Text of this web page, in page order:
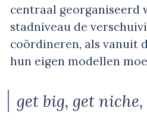
centraal georganiseerd
stadniveau de
coördineren, als vanuit
hun eigen modellen
get big, get